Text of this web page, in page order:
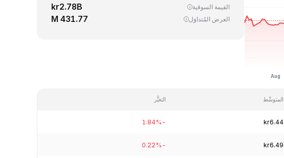
القيمة السوقية kr2.78B
العرض المُتداوَل 431.77 M
المتوسِّط التغيُّر
kr6.44
-1.84%
kr6.49
-0.22%